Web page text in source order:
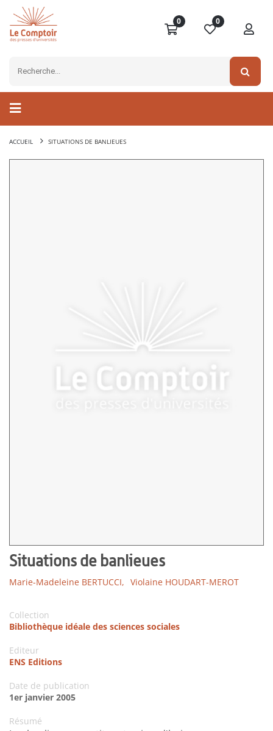
0 0
ACCUEIL SITUATIONS DE BANLIEUES
Situations de banlieues
Marie-Madeleine BERTUCCI, Violaine HOUDART-MEROT
Collection
Bibliothèque idéale des sciences sociales
Editeur
ENS Editions
Date de publication
1er janvier 2005
Résumé